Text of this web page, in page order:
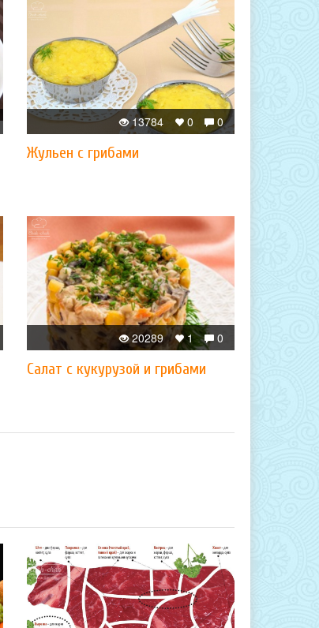
0
0
13784
Жульен с грибами
0
1
20289
Салат с кукурузой и грибами